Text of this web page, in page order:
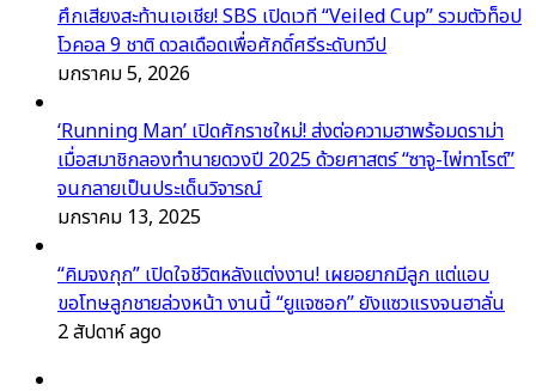
ศึกเสียงสะท้านเอเชีย! SBS เปิดเวที “Veiled Cup” รวมตัวท็อป
โวคอล 9 ชาติ ดวลเดือดเพื่อศักดิ์ศรีระดับทวีป
มกราคม 5, 2026
‘Running Man’ เปิดศักราชใหม่! ส่งต่อความฮาพร้อมดราม่า
เมื่อสมาชิกลองทำนายดวงปี 2025 ด้วยศาสตร์ “ซาจู-ไพ่ทาโรต์”
จนกลายเป็นประเด็นวิจารณ์
มกราคม 13, 2025
“คิมจงกุก” เปิดใจชีวิตหลังแต่งงาน! เผยอยากมีลูก แต่แอบ
ขอโทษลูกชายล่วงหน้า งานนี้ “ยูแจซอก” ยังแซวแรงจนฮาลั่น
2 สัปดาห์ ago